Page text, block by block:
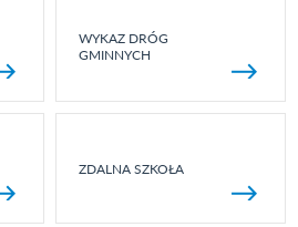
WYKAZ DRÓG
GMINNYCH
ZDALNA SZKOŁA